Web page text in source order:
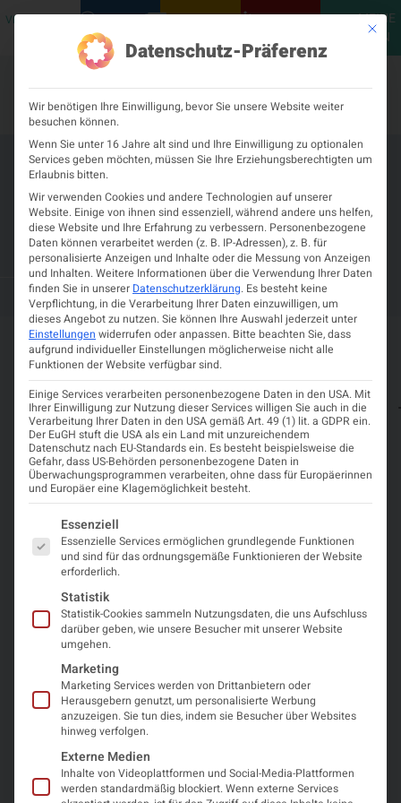
VERANSTALTUNGENPODCASTS NEUROLOGISCH KONTAKT
MEINE
ÖGN
Fortbildungsreihe der Jungen
Neuropädiatrie – Karrierewege in
der Neuropädiatrie in Klinik und
Wissenschaft
13. MÄRZ 2025
Details zur Veranstaltung
Zeit und Ort
13.
März
2025
19:00
Registrierung
Veranstalter
Junge Neuropädiatrie
Was Sie erwartet
Webinar, ab 19:00 Uhr
Speaker: Prof. Dr. Ingeborg Krägeloh-Mann,
Universitätsklinikum Tübingen
Diese approbierte Fortbildung ist für das Diplom-
Fortbildungs-Programm der Österreichischen
Ärztekammer mit 2 DFP-Punkten anrechenbar.
Die Schweizerische Gesellschaft für Neuropädiatrie
vergibt 1 Fortbildungscredit für die Teilnahme.
Mit
Datenschutz-Präferenz
Wir benötigen Ihre Einwilligung, bevor Sie unsere Website weiter
besuchen können.
Wenn Sie unter 16 Jahre alt sind und Ihre Einwilligung zu optionalen
Services geben möchten, müssen Sie Ihre Erziehungsberechtigten um
Erlaubnis bitten.
Wir verwenden Cookies und andere Technologien auf unserer
Website. Einige von ihnen sind essenziell, während andere uns helfen,
diese Website und Ihre Erfahrung zu verbessern. Personenbezogene
Daten können verarbeitet werden (z. B. IP-Adressen), z. B. für
personalisierte Anzeigen und Inhalte oder die Messung von Anzeigen
und Inhalten.Weitere Informationen über die Verwendung Ihrer Daten
finden Sie in unserer Datenschutzerklärung. Es besteht keine
Verpflichtung, in die Verarbeitung Ihrer Daten einzuwilligen, um
dieses Angebot zu nutzen.Sie können Ihre Auswahl jederzeit unter
Einstellungen widerrufen oder anpassen. Bitte beachten Sie, dass
aufgrund individueller Einstellungen möglicherweise nicht alle
Funktionen der Website verfügbar sind.
Einige Services verarbeiten personenbezogene Daten in den USA. Mit
Ihrer Einwilligung zur Nutzung dieser Services willigen Sie auch in die
Verarbeitung Ihrer Daten in den USA gemäß Art. 49 (1) lit. a GDPR ein.
Der EuGH stuft die USA als ein Land mit unzureichendem
Datenschutz nach EU-Standards ein. Es besteht beispielsweise die
Gefahr, dass US-Behörden personenbezogene Daten in
Überwachungsprogrammen verarbeiten, ohne dass für Europäerinnen
und Europäer eine Klagemöglichkeit besteht.
Es folgt eine Liste der Service-Gruppen, für die eine
Essenziell
Essenzielle Services ermöglichen grundlegende Funktionen
und sind für das ordnungsgemäße Funktionieren der Website
erforderlich.
Statistik
Statistik-Cookies sammeln Nutzungsdaten, die uns Aufschluss
darüber geben, wie unsere Besucher mit unserer Website
umgehen.
Marketing
Marketing Services werden von Drittanbietern oder
Herausgebern genutzt, um personalisierte Werbung
anzuzeigen. Sie tun dies, indem sie Besucher über Websites
hinweg verfolgen.
Externe Medien
Inhalte von Videoplattformen und Social-Media-Plattformen
werden standardmäßig blockiert. Wenn externe Services